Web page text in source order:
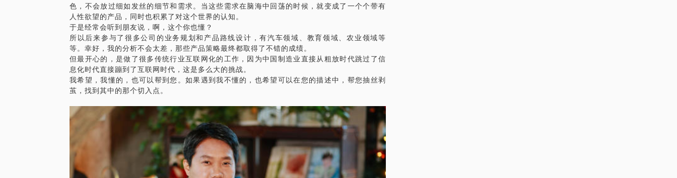
色，不会放过细如发丝的细节和需求。当这些需求在脑海中回荡的时候，就变成了一个个带有
人性欲望的产品，同时也积累了对这个世界的认知。
于是经常会听到朋友说，啊，这个你也懂？
所以后来参与了很多公司的业务规划和产品路线设计，有汽车领域、教育领域、农业领域等
等。幸好，我的分析不会太差，那些产品策略最终都取得了不错的成绩。
但最开心的，是做了很多传统行业互联网化的工作，因为中国制造业直接从粗放时代跳过了信
息化时代直接蹦到了互联网时代，这是多么大的挑战。
我希望，我懂的，也可以帮到您。如果遇到我不懂的，也希望可以在您的描述中，帮您抽丝剥
茧，找到其中的那个切入点。